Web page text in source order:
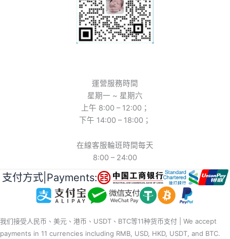
運營服務時間
星期一 ~ 星期六
上午 8:00 – 12:00；
下午 14:00 – 18:00；
在線客服輪班時間每天
8:00 – 24:00
支付方式|Payments:
我们接受人民币、美元、港币、USDT、BTC等11种货币支付 | We accept
payments in 11 currencies including RMB, USD, HKD, USDT, and BTC.